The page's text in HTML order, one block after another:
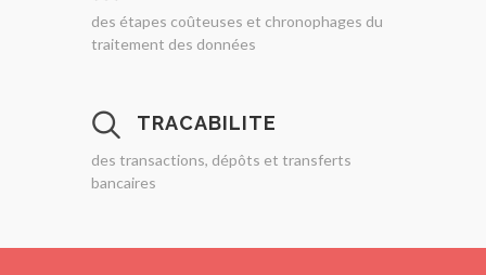
des étapes coûteuses et chronophages du
traitement des données
TRACABILITE
des transactions, dépôts et transferts
bancaires